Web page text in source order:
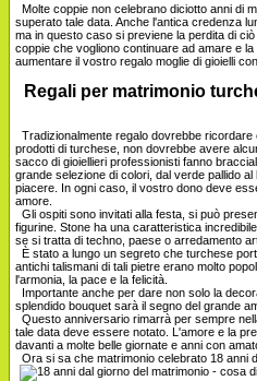
Molte coppie non celebrano diciotto anni di
superato tale data. Anche l'antica credenza
ma in questo caso si previene la perdita di
coppie che vogliono continuare ad amare e
aumentare il vostro regalo moglie di gioielli
Regali per matrimonio
Tradizionalmente regalo dovrebbe
prodotti di turchese, non dovrebbe avere
sacco di gioiellieri professionisti fanno
grande selezione di colori, dal verde pallido
piacere. In ogni caso, il vostro dono deve
amore.
Gli ospiti sono invitati alla festa, si può
figurine. Stone ha una caratteristica
se si tratta di techno, paese o arredamento
È stato a lungo un segreto che turchese
antichi talismani di tali pietre erano molto
l'armonia, la pace e la felicità.
Importante anche per dare non solo la
splendido bouquet sarà il segno del grande
Questo anniversario rimarrà per sempre
tale data deve essere notato. L'amore e la
davanti a molte belle giornate e anni con
Ora si sa che matrimonio celebrato 18 anni